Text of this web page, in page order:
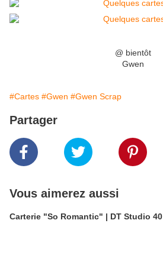
@ bientôt
Gwen
#Cartes #Gwen #Gwen Scrap
Partager
Vous aimerez aussi
Carterie "So Romantic" | DT Studio 40